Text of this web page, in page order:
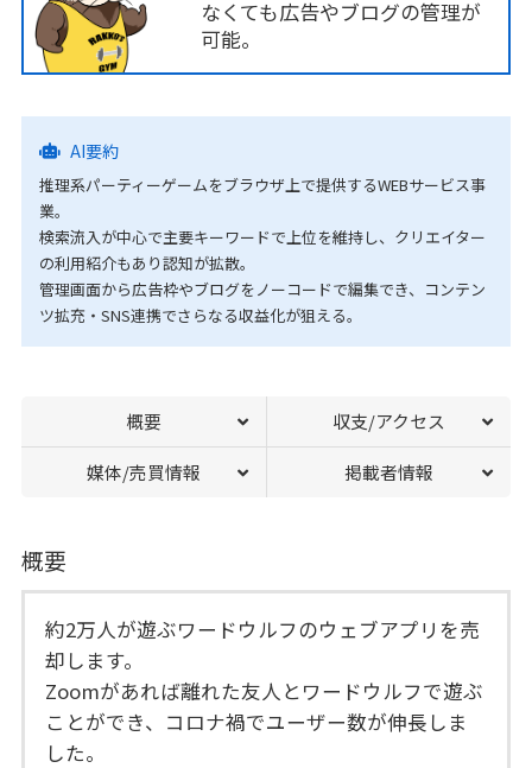
なくても広告やブログの管理が
可能。
AI要約
推理系パーティーゲームをブラウザ上で提供するWEBサービス事
業。
検索流入が中心で主要キーワードで上位を維持し、クリエイター
の利用紹介もあり認知が拡散。
管理画面から広告枠やブログをノーコードで編集でき、コンテン
ツ拡充・SNS連携でさらなる収益化が狙える。
概要 収支/アクセス
媒体/売買情報 掲載者情報
概要
約2万人が遊ぶワードウルフのウェブアプリを売
却します。
Zoomがあれば離れた友人とワードウルフで遊ぶ
ことができ、コロナ禍でユーザー数が伸長しま
した。